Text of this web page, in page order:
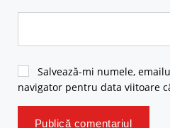
Salvează-mi numele,
navigator pentru data viitoare